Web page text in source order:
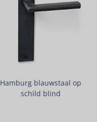
Hamburg blauwstaal op
schild blind